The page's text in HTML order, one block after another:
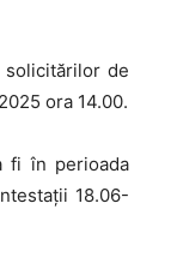
solicitărilor de
ora 14.00.
fi în perioada
18.06-